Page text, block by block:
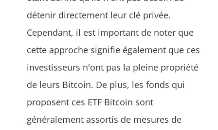
détenir directement leur clé privée.
Cependant, il est important de noter que
cette approche signifie également que ces
investisseurs n'ont pas la pleine propriété
de leurs Bitcoin. De plus, les fonds qui
proposent ces ETF Bitcoin sont
généralement assortis de mesures de